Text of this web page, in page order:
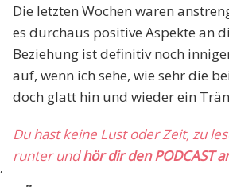
Die letzten Wochen waren
es durchaus positive Aspekte an
Beziehung ist definitiv noch
auf, wenn ich sehe, wie sehr die
doch glatt hin und wieder ein
Du hast keine Lust oder Zeit, zu
runter undhör dir den PODCAST